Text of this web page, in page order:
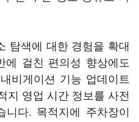
탐색에 대한 경험을 확대
에 걸친 편의성 향상에도
비게이션 기능 업데이트
지 영업 시간 정보를 사전
다. 목적지에 주차장이